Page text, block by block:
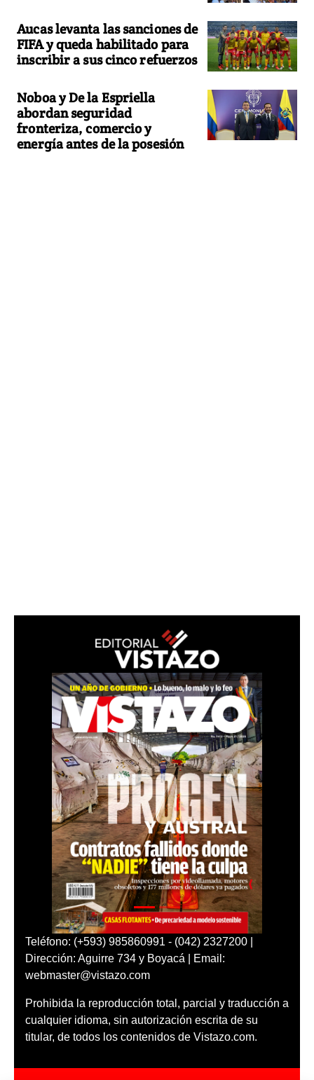
Aucas levanta las sanciones de
FIFA y queda habilitado para
inscribir a sus cinco refuerzos
Noboa y De la Espriella
abordan seguridad
fronteriza, comercio y
energía antes de la posesión
Teléfono: (+593) 985860991 - (042) 2327200 |
Dirección: Aguirre 734 y Boyacá | Email:
webmaster@vistazo.com
Prohibida la reproducción total, parcial y traducción a
cualquier idioma, sin autorización escrita de su
titular, de todos los contenidos de Vistazo.com.